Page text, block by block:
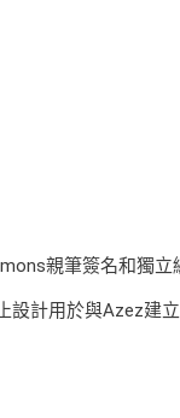
親筆簽名和獨立
計用於與Azez建